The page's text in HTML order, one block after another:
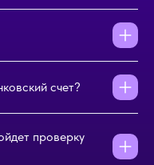
счет?
проверку